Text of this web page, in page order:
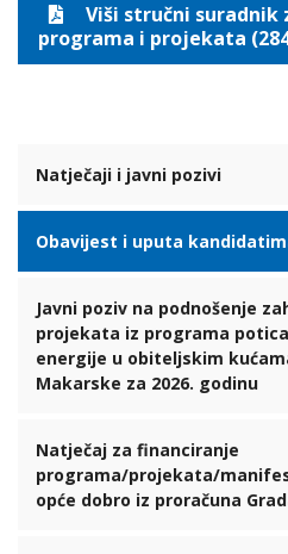
Viši stručni suradnik
programa i projekata
Natječaji i javni pozivi
Obavijest i uputa
Javni poziv na podnošenje
projekata iz programa
energije u obiteljskim
Makarske za 2026. godinu
Natječaj za financiranje
programa/projekata/
opće dobro iz proračuna